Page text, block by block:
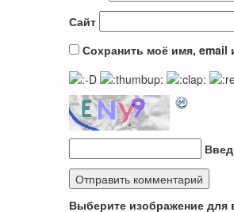
Сайт
Сохранить моё имя, email
Выберите изображение для